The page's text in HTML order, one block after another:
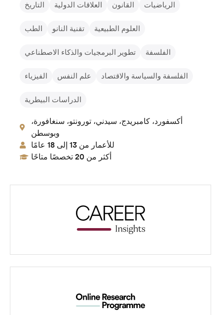
التاريخ العلاقات الدولية القانون الرياضيات
الطب تقنية النانو العلوم الطبيعية
تطوير البرمجيات والذكاء الاصطناعي الفلسفة
الفيزياء علم النفس الفلسفة والسياسة والاقتصاد
الدراسات البيطرية
أكسفورد، كامبريدج، سيدني، تورونتو، سنغافورة،
وبوسطن
للأعمار من 13 إلى 18 عامًا
أكثر من 20 تخصصًا متاحًا